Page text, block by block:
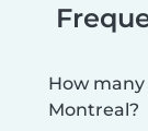
How
Montreal?